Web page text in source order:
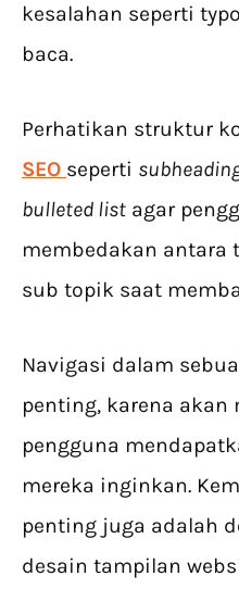
kesalahan seperti
baca.
Perhatikan struktur
SEO seperti
bulleted list agar
membedakan antara
sub topik saat
Navigasi dalam
penting, karena akan
pengguna
mereka inginkan.
penting juga adalah
desain tampilan